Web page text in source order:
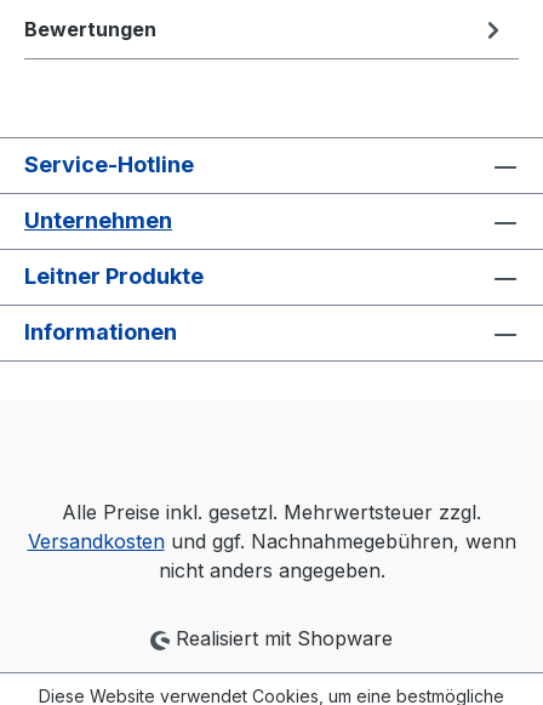
Bewertungen
Service-Hotline
Unternehmen
Leitner Produkte
Informationen
Alle Preise inkl. gesetzl. Mehrwertsteuer zzgl.
Versandkostenund ggf. Nachnahmegebühren, wenn
nicht anders angegeben.
Realisiert mit Shopware
Diese Website verwendet Cookies, um eine bestmögliche